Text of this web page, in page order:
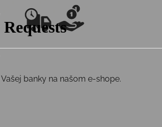
banky na našom e-shope.